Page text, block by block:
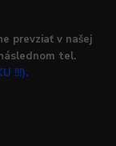
prevziať v našej
tel.
!!!).